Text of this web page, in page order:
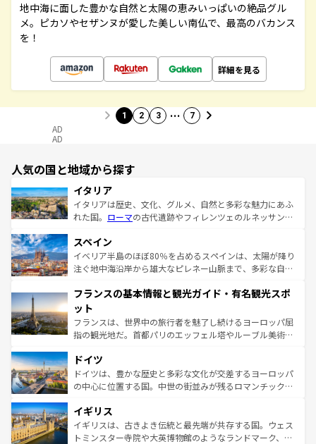
地中海に面した豊かな自然と太陽の恵みいっぱいの絶品グル
メ。ピカソやセザンヌが愛した美しい南仏で、最高のバカンス
を！
詳細を見る
1 2 3 … 7
AD
AD
人気の国と地域から探す
イタリア
イタリアは歴史、文化、グルメ、自然と多彩な魅力にあふ
れた国。 ローマの古代遺跡やフィレンツェのルネッサンス
ろん、トスカーナの美しい田園風景やアマルフィ海岸の絶
景など、自然景観も見逃せない。観光の合間には、本場の
ピザやパスタなど、絶品のイタリア料理を堪能することも
ませてくれるイタリアで、忘れられない旅をしてみよう！
なお、新着のイタリア情報は
しい。
スペイン
イベリア半島のほぼ80％を占めるスペインは、太陽が降り
注ぐ地中海沿岸から雄大なピレネー山脈まで、多彩な自然
文化が根付くこの国では、情熱的なフラメンコ、熱気あふ
れる闘牛、そして美味しいタパスが生活の一部となってい
る。首都マドリードの洗練された雰囲気や、バルセロナの
アートに溢れた街角から、地方では古代ローマ遺跡や中世
せる。地方によって風土や気候が異なるスペインはその個
性で訪れる人を魅了する。 なお、新着のスペイン情報は コ
ンテンツ一覧を参照してほしい。
フランスの基本情報と観光ガイド・有名観光スポ
ット
フランスは、世界中の旅行者を魅了し続けるヨーロッパ屈
指の観光地だ。首都パリのエッフェル塔やルーブル美術館
で、幅広い魅力が詰まっている。華麗な宮殿、歴史的な大
聖堂、美しいビーチ、そして豊かな自然が、訪れる者を心
から魅了する。また、フランスは美食の国としても知ら
いる。シャンパンの発祥地であるランス、プロヴァンスの
香り高いラベンダー畑など、多彩な楽しみ方が可能だ。さ
らに、パリ以外の地域にも魅力が溢れており、どの街角に
ドイツ
ドイツは、豊かな歴史と多彩な文化が交差するヨーロッパ
の中心に位置する国。中世の街並みが残るロマンチック街
顔を持つこの国は、どこを歩いても飽きることがない。ベ
ルリンの文化的活気、バイエルン州のアルプスの絶景、そ
してライン川沿いのワイン畑といった風景は必見。ビール
イギリス
イギリスは、古きよき伝統と最先端が共存する国。ウェス
トミンスター寺院や大英博物館のようなランドマーク、歴